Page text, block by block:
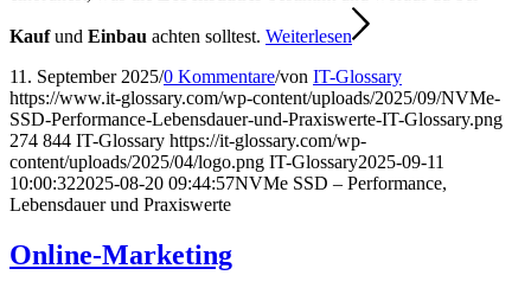
Kaufund Einbau achten solltest. Weiterlesen
11. September 2025/0 Kommentare/von IT-Glossary
https://www.it-glossary.com/wp-content/uploads/2025/09/NVMe-
SSD-Performance-Lebensdauer-und-Praxiswerte-IT-Glossary.png
274 844 IT-Glossary https://it-glossary.com/wp-
content/uploads/2025/04/logo.png IT-Glossary2025-09-11
10:00:322025-08-20 09:44:57NVMe SSD – Performance,
Lebensdauer und Praxiswerte
Online-Marketing